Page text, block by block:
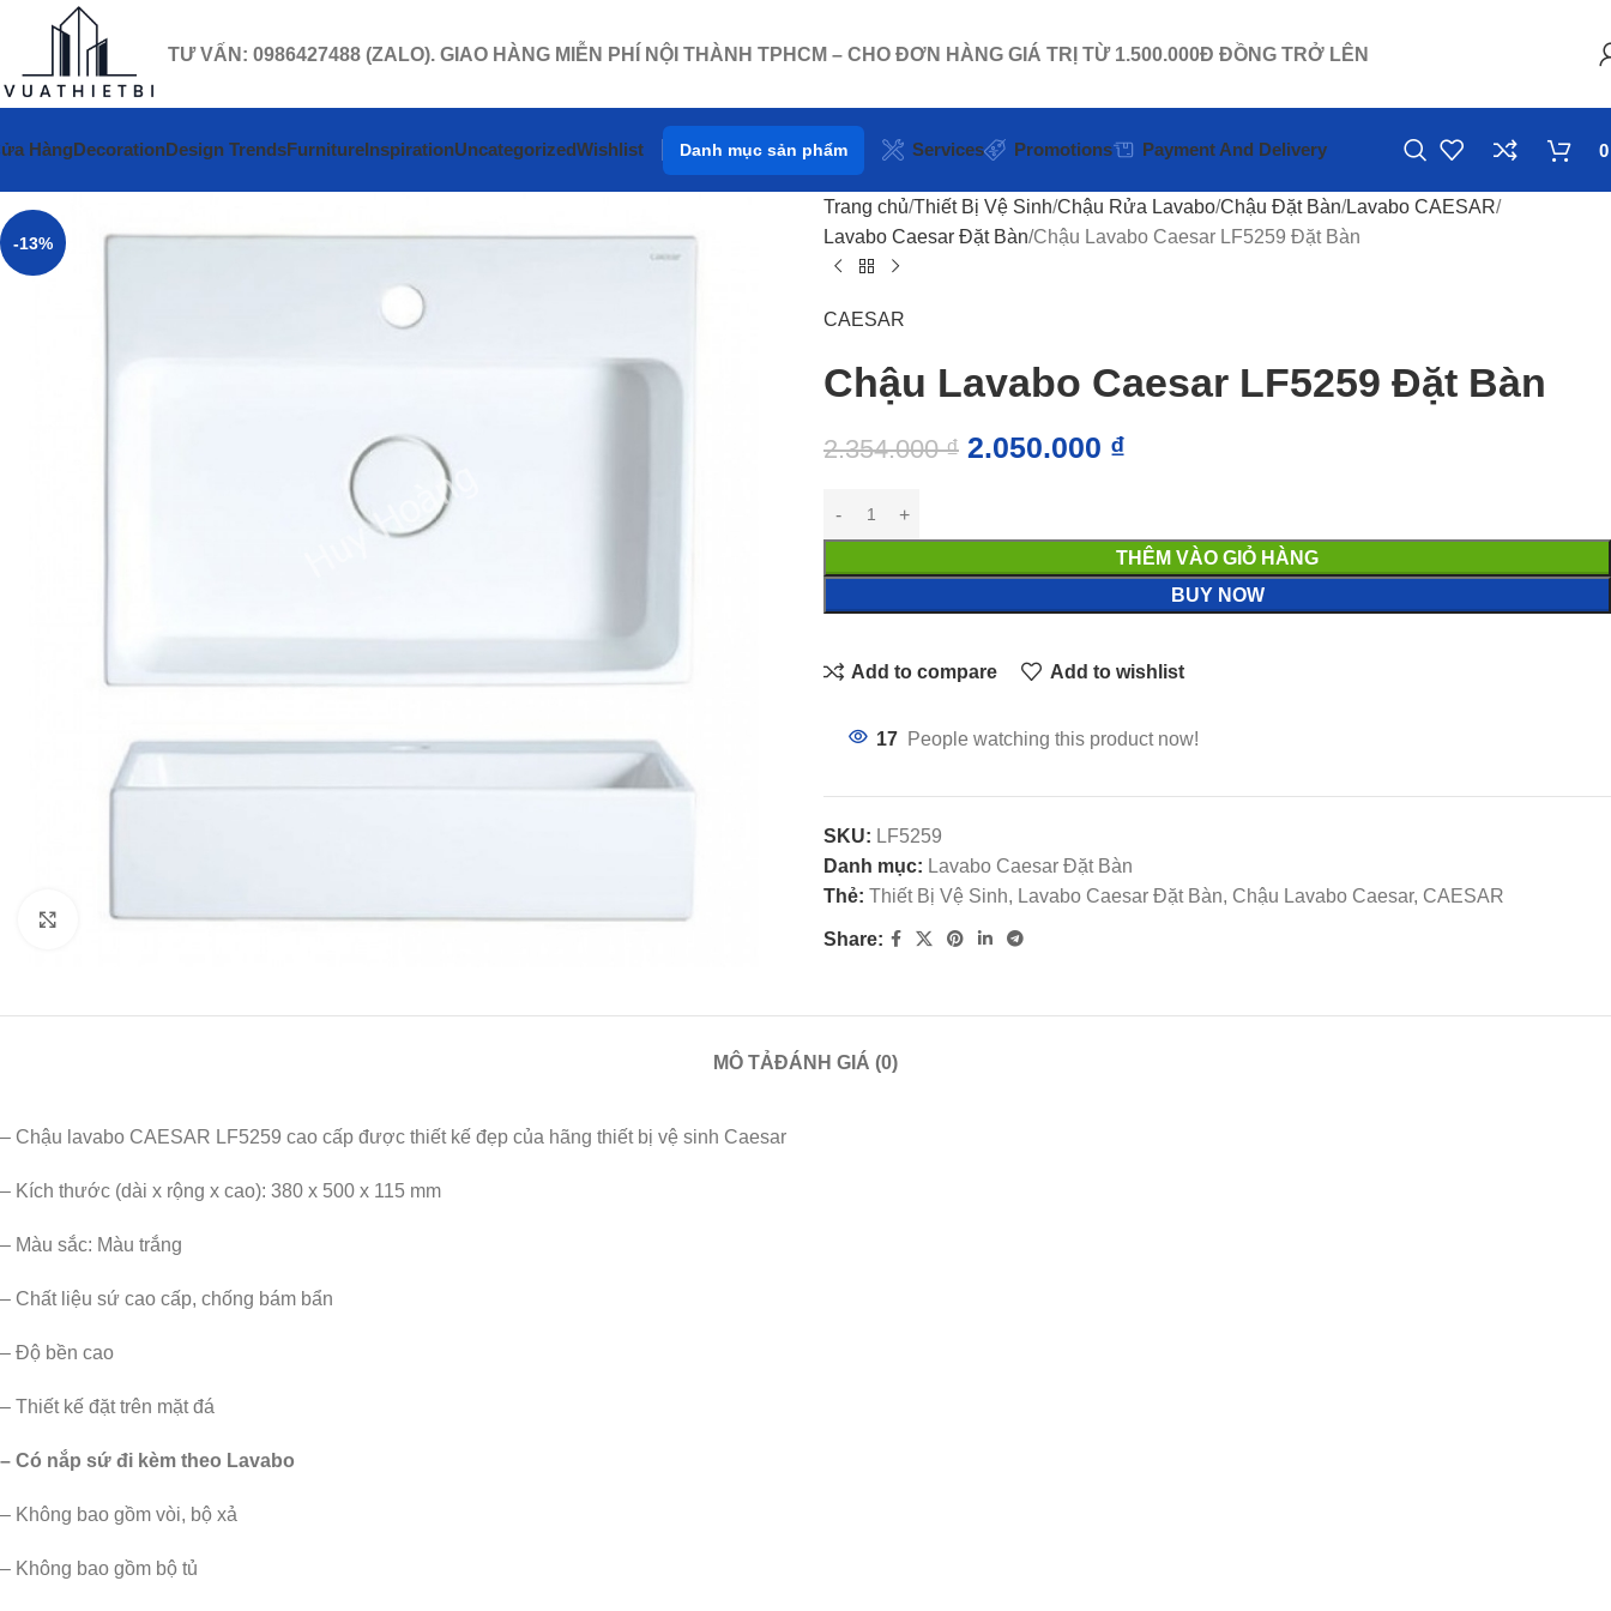
TƯ VẤN: 0986427488 (ZALO). GIAO HÀNG MIỄN PHÍ NỘI THÀNH TPHCM – CHO ĐƠN HÀNG GIÁ TRỊ TỪ 1.500.000Đ ĐỒNG TRỞ LÊN
HàngDecorationDesign TrendsFurnitureInspirationUncategorizedWishlist Danh mục sản phẩm Services Promotions Payment And Delivery
-13%
Click to enlarge
Trang chủ Thiết Bị Vệ Sinh Chậu Rửa Lavabo Chậu Đặt Bàn Lavabo CAESAR
Lavabo Caesar Đặt Bàn Chậu Lavabo Caesar LF5259 Đặt Bàn
CAESAR
Chậu Lavabo Caesar LF5259 Đặt Bàn
2.354.000₫ 2.050.000 ₫
THÊM VÀO GIỎ HÀNG
BUY NOW
Add to compare Add to wishlist
17 People watching this product now!
SKU: LF5259
Danh mục: Lavabo Caesar Đặt Bàn
Thẻ: Thiết Bị Vệ Sinh, Lavabo Caesar Đặt Bàn, Chậu Lavabo Caesar, CAESAR
Share:
MÔ TẢĐÁNH GIÁ (0)
– Chậu lavabo CAESAR LF5259 cao cấp được thiết kế đẹp của hãng thiết bị vệ sinh Caesar
– Kích thước (dài x rộng x cao): 380 x 500 x 115 mm
– Màu sắc: Màu trắng
– Chất liệu sứ cao cấp, chống bám bẩn
– Độ bền cao
– Thiết kế đặt trên mặt đá
– Có nắp sứ đi kèm theo Lavabo
– Không bao gồm vòi, bộ xả
– Không bao gồm bộ tủ